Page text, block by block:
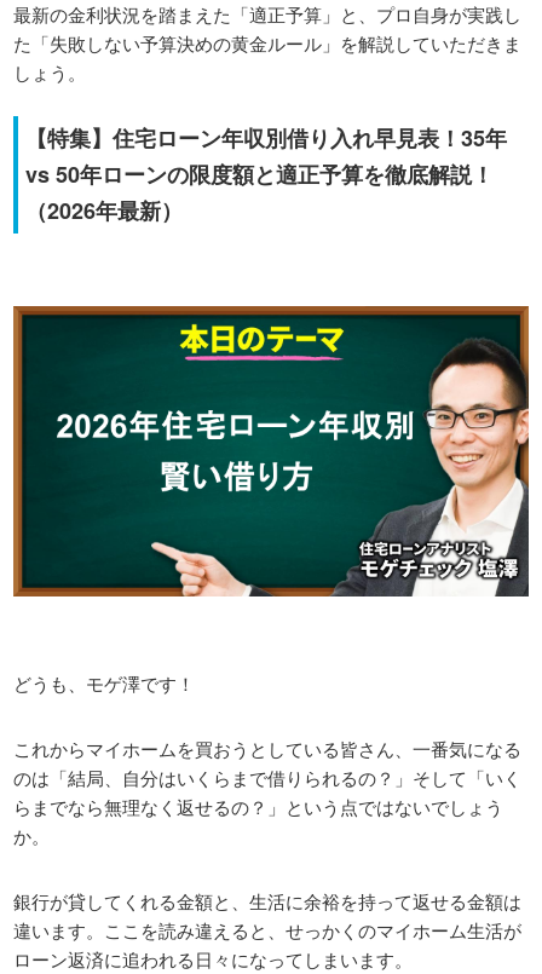
最新の金利状況を踏まえた「適正予算」と、プロ自身が実践し
た「失敗しない予算決めの黄金ルール」を解説していただきま
しょう。
【特集】住宅ローン年収別借り入れ早見表！35年
vs 50年ローンの限度額と適正予算を徹底解説！
（2026年最新）
どうも、モゲ澤です！
これからマイホームを買おうとしている皆さん、一番気になる
のは「結局、自分はいくらまで借りられるの？」そして「いく
らまでなら無理なく返せるの？」という点ではないでしょう
か。
銀行が貸してくれる金額と、生活に余裕を持って返せる金額は
違います。ここを読み違えると、せっかくのマイホーム生活が
ローン返済に追われる日々になってしまいます。